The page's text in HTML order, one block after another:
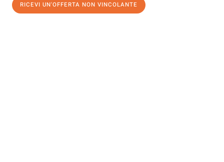
RICEVI UN'OFFERTA NON VINCOLANTE